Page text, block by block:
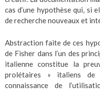
cas d’une hypothèse qui, si
de recherche nouveaux et
Abstraction faite de ces
de Fisher dans l’un des
italienne constitue la
prolétaires » italiens de
connaissance de